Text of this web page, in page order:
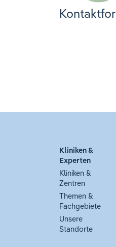
Kliniken &
Experten
Kliniken &
Zentren
Themen &
Fachgebiete
Unsere
Standorte